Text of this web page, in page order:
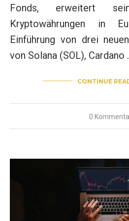
Fonds, erweitert
Kryptowährungen in
Einführung von drei
von Solana (SOL), Cardano
CONTINUE
0